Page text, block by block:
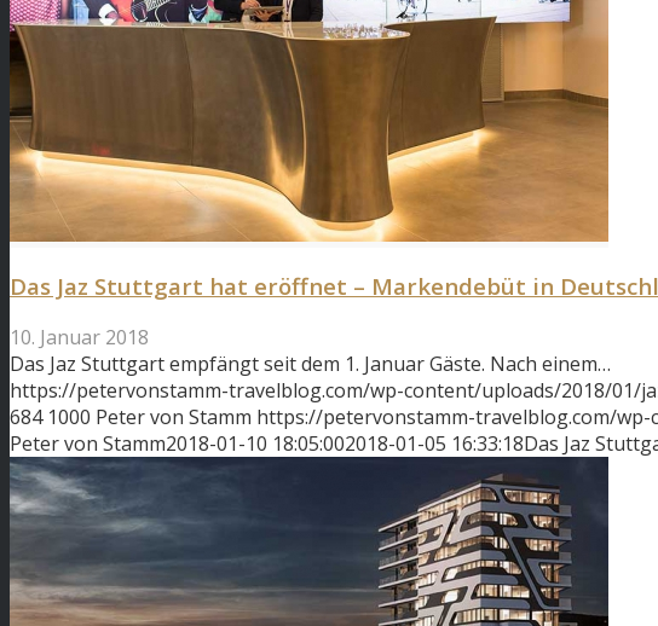
Das Jaz Stuttgart hat eröffnet – Markendebüt in
10. Januar 2018
Das Jaz Stuttgart empfängt seit dem 1. Januar Gäste. Nach einem…
https://petervonstamm-travelblog.com/wp-content/uploads/2018/01/
684 1000 Peter von Stamm https://petervonstamm-travelblog.com/
Peter von Stamm2018-01-10 18:05:002018-01-05 16:33:18Das Jaz